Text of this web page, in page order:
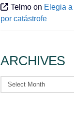
Telmo on Elegia
por catástrofe
ARCHIVES
Archives